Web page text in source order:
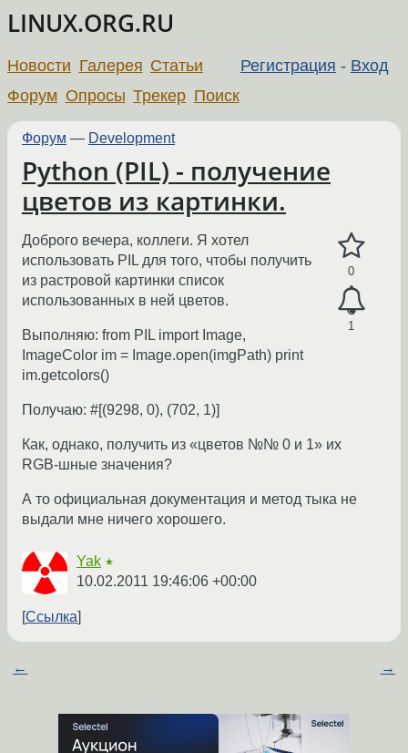
LINUX.ORG.RU
Регистрация - Вход
Новости Галерея Статьи
Форум Опросы Трекер Поиск
Форум — Development
Python (PIL) - получение
цветов из картинки.
0
1
Доброго вечера, коллеги. Я хотел
использовать PIL для того, чтобы получить
из растровой картинки список
использованных в ней цветов.
Выполняю: from PIL import Image,
ImageColor im = Image.open(imgPath) print
im.getcolors()
Получаю: #[(9298, 0), (702, 1)]
Как, однако, получить из «цветов №№ 0 и 1» их
RGB-шные значения?
А то официальная документация и метод тыка не
выдали мне ничего хорошего.
Yak ★
10.02.2011 19:46:06 +00:00
Ссылка
← →